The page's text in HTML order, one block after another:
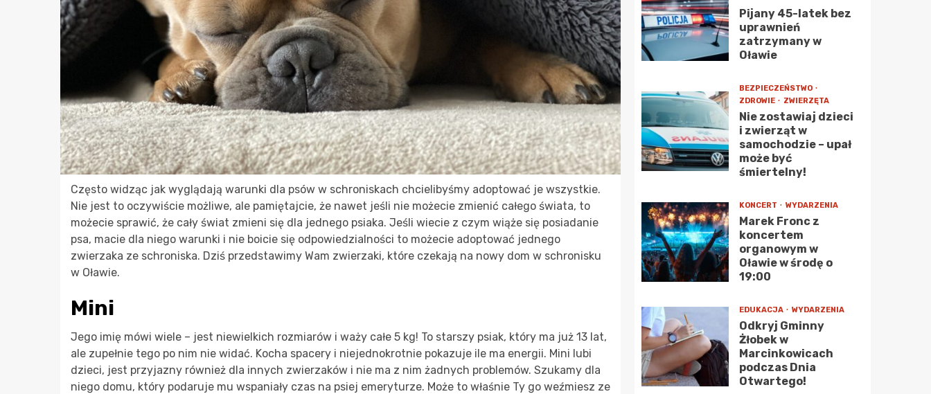
Często widząc jak wyglądają warunki dla psów w schroniskach chcielibyśmy adoptować je wszystkie.
Nie jest to oczywiście możliwe, ale pamiętajcie, że nawet jeśli nie możecie zmienić całego świata, to
możecie sprawić, że cały świat zmieni się dla jednego psiaka. Jeśli wiecie z czym wiąże się posiadanie
psa, macie dla niego warunki i nie boicie się odpowiedzialności to możecie adoptować jednego
zwierzaka ze schroniska. Dziś przedstawimy Wam zwierzaki, które czekają na nowy dom w schronisku
w Oławie.
Mini
Jego imię mówi wiele – jest niewielkich rozmiarów i waży całe 5 kg! To starszy psiak, który ma już 13 lat,
ale zupełnie tego po nim nie widać. Kocha spacery i niejednokrotnie pokazuje ile ma energii. Mini lubi
dzieci, jest przyjazny również dla innych zwierzaków i nie ma z nim żadnych problemów. Szukamy dla
niego domu, który podaruje mu wspaniały czas na psiej emeryturze. Może to właśnie Ty go weźmiesz ze
Pijany 45-latek bez
uprawnień
zatrzymany w
Oławie
BEZPIECZEŃSTWO
ZDROWIE
ZWIERZĘTA
Nie zostawiaj dzieci
i zwierząt w
samochodzie – upał
może być
śmiertelny!
KONCERT WYDARZENIA
Marek Fronc z
koncertem
organowym w
Oławie w środę o
19:00
EDUKACJA WYDARZENIA
Odkryj Gminny
Żłobek w
Marcinkowicach
podczas Dnia
Otwartego!